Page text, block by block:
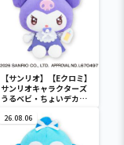
【サンリオ】【Eクロミ】
サンリオキャラクターズ
うるベビ・ちょいデカド
26.08.06